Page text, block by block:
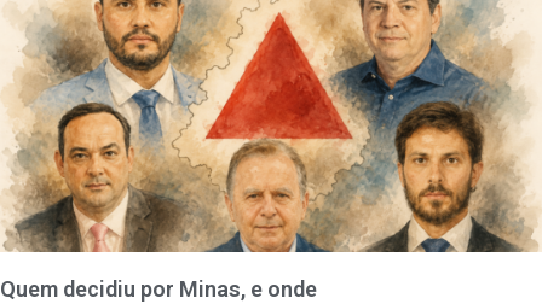
Quem decidiu por Minas, e onde